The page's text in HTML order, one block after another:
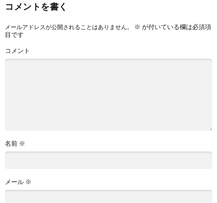
コメントを書く
メールアドレスが公開されることはありません。 ※ が付いている欄は必須項
目です
コメント
名前 ※
メール ※